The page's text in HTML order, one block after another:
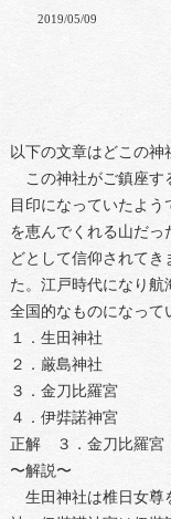
2019/05/09
以下の文章はどこの神
この神社がご鎮座す
目印になっていたよ
を恵んでくれる山だっ
どとして信仰されて
た。江戸時代になり航
全国的なものになって
１．生田神社
２．厳島神社
３．金刀比羅宮
４．伊弉諾神宮
正解 ３．金刀比羅宮
〜解説〜
生田神社は椎日女尊